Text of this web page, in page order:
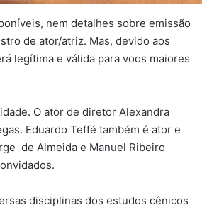
nem detalhes sobre emissão
de ator/atriz. Mas, devido aos
legítima e válida para voos maiores
O ator de diretor Alexandra
Eduardo Teffé também é ator e
de Almeida e Manuel Ribeiro
disciplinas dos estudos cênicos